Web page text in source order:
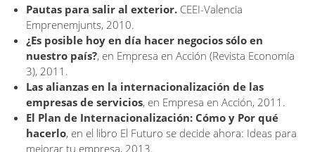
Pautas para salir al exterior. CEEI-Valencia
Emprenemjunts, 2010.
¿Es posible hoy en día hacer negocios sólo en
nuestro país?, en Empresa en Acción (Revista Economía
3), 2011.
Las alianzas en la internacionalización de las
empresas de servicios, en Empresa en Acción, 2011.
El Plan de Internacionalización: Cómo y Por qué
hacerlo, en el libro El Futuro se decide ahora: Ideas para
mejorar tu empresa, 2013.